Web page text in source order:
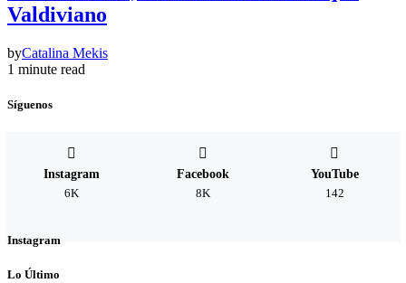
Valdiviano
byCatalina Mekis
1 minute read
Síguenos
Instagram
6K
Facebook
8K
YouTube
142
Instagram
Lo Último